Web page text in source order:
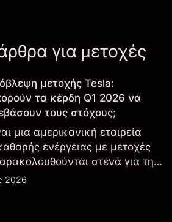
για μετοχές
μετοχής Tesla:
τα κέρδη Q1 2026 να
τους στόχους;
μια αμερικανική εταιρεία
ενέργειας με μετοχές
στενά για την
δεδομένα παραδόσεων και
2026